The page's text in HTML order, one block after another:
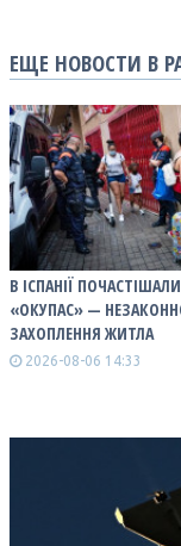
ЕЩЕ НОВОСТИ В
В ІСПАНІЇ
«ОКУПАС» —
ЗАХОПЛЕННЯ ЖИТЛА
2026-08-06 14:33